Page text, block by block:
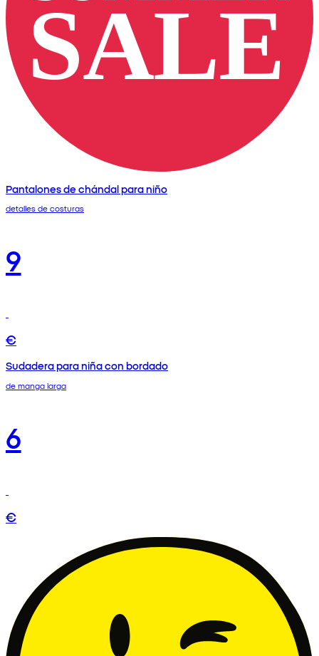
Pantalones de chándal para niño
detalles de costuras
9
€
Sudadera para niña con bordado
de manga larga
6
€